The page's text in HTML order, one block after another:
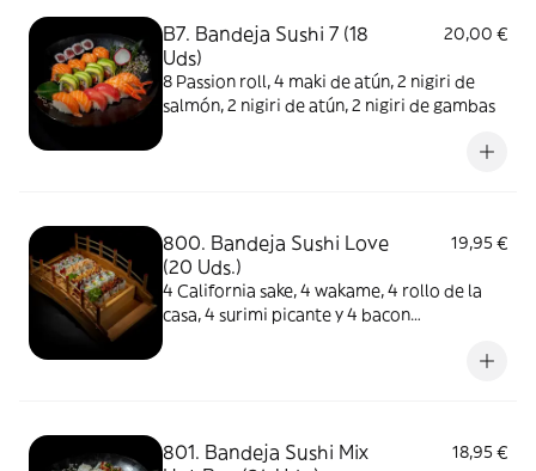
B7. Bandeja Sushi 7 (18
Uds)
20,00 €
8 Passion roll, 4 maki de atún, 2 nigiri de
salmón, 2 nigiri de atún, 2 nigiri de gambas
800. Bandeja Sushi Love
(20 Uds.)
19,95 €
4 California sake, 4 wakame, 4 rollo de la
casa, 4 surimi picante y 4 bacon
801. Bandeja Sushi Mix
18,95 €